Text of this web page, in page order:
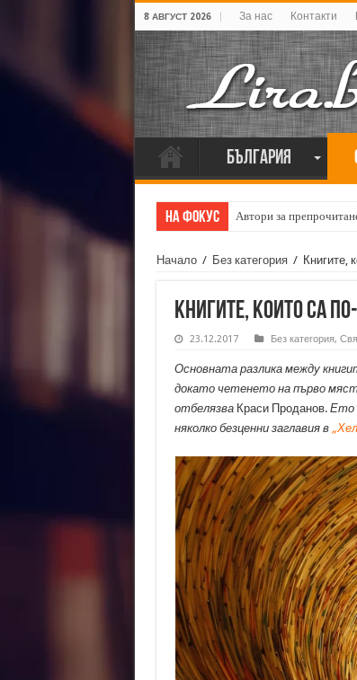
8 АВГУСТ 2026 За нас Контакти
България
На фокус Автори за
Кирил Кадийски:
Начало / Без категория / Книгите,
Книгите, които са
23.12.2017 Без категория,
Основната разлика между
докато четенето на първо
отбелязва Краси Проданов. Ето
няколко безценни заглавия в